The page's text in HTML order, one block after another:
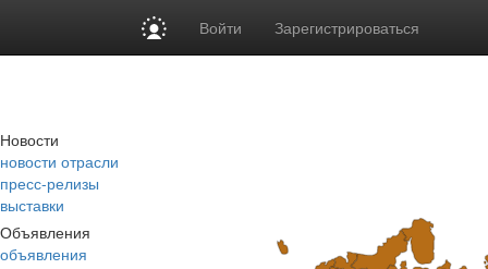
Войти Зарегистрироваться
Новости
новости отрасли
пресс-релизы
выставки
Объявления
объявления